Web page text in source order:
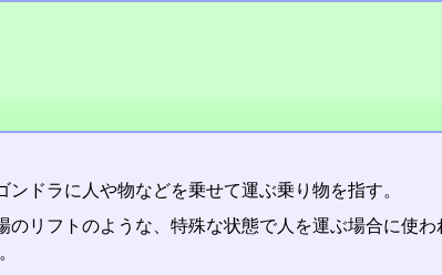
ドラに人や物などを乗せて運ぶ乗り物を指す。
のリフトのような、特殊な状態で人を運ぶ場合に使